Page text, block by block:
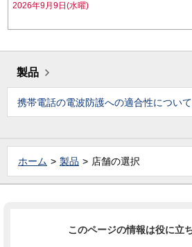
2026年9月9日(水曜)
製品
携帯電話の電波防護への適合性について
ホーム 製品 店舗の選択
このページの情報は役に立